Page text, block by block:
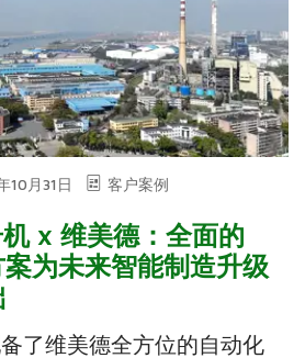
10月31日 客户案例
x 维美德：全面的
为未来智能制造升级
了维美德全方位的自动化